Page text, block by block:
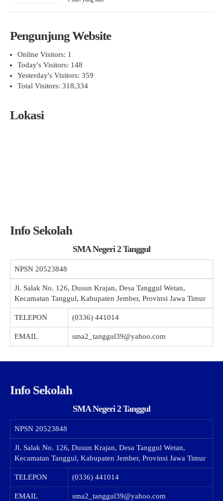
Pengunjung Website
Online Visitors: 1
Today's Visitors: 148
Yesterday's Visitors: 359
Total Visitors: 318,334
Lokasi
Info Sekolah
SMA Negeri 2 Tanggul
NPSN 20523848
Jl. Salak No. 126, Dusun Krajan, Desa Tanggul Wetan,
Kecamatan Tanggul, Kabupaten Jember, Provinsi Jawa Timur
TELEPON (0336) 441014
EMAIL sma2_tanggul39@yahoo.com
Info Sekolah
SMA Negeri 2 Tanggul
NPSN 20523848
Jl. Salak No. 126, Dusun Krajan, Desa Tanggul Wetan,
Kecamatan Tanggul, Kabupaten Jember, Provinsi Jawa Timur
TELEPON (0336) 441014
EMAIL sma2_tanggul39@yahoo.com